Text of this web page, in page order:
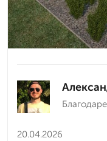
20.04.2026